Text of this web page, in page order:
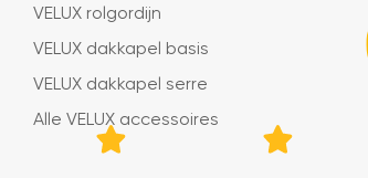
VELUX rolgordijn
VELUX dakkapel basis
VELUX dakkapel serre
Alle VELUX accessoires